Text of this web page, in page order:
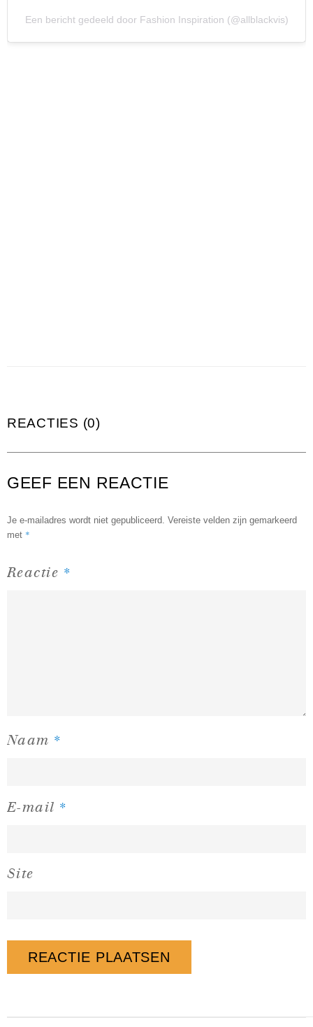
Een bericht gedeeld door Fashion Inspiration (@allblackvis)
REACTIES (0)
GEEF EEN REACTIE
Je e-mailadres wordt niet gepubliceerd. Vereiste velden zijn gemarkeerd
met *
Reactie *
Naam *
E-mail *
Site